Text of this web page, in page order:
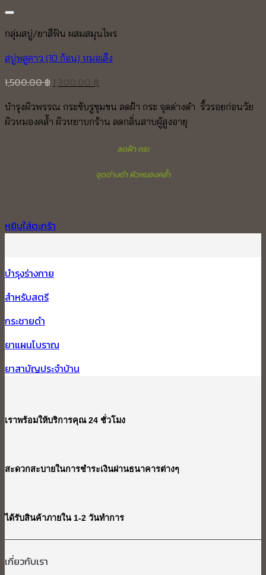
กลุ่มสบู่/ยาสีฟัน ผสมสมุนไพร
สบู่พลูคาว (10 ก้อน) หมอเส็ง
1,500.00฿
was:
1,500.00 ฿.
is:
1,300.00 ฿.
บำรุงผิวพรรณ กระชับรูขุมขน ลดฝ้า กระ จุดด่างดำ ริ้วรอยก่อนวัย
ผิวหมองคล้ำ ผิวหยาบกร้าน ลดกลิ่นสาบผู้สูงอายุ
ลดฝ้า กระ
จุดด่างดำ ผิวหมองคล้ำ
หยิบใส่ตะกร้า
บำรุงร่างกาย
สำหรับสตรี
กระชายดำ
ยาแผนโบราณ
ยาสามัญประจำบ้าน
เราพร้อมให้บริการคุณ 24 ชั่วโมง
สะดวกสะบายในการชำระเงินผ่านธนาคารต่างๆ
ได้รับสินค้าภายใน 1-2 วันทำการ
เกี่ยวกับเรา​